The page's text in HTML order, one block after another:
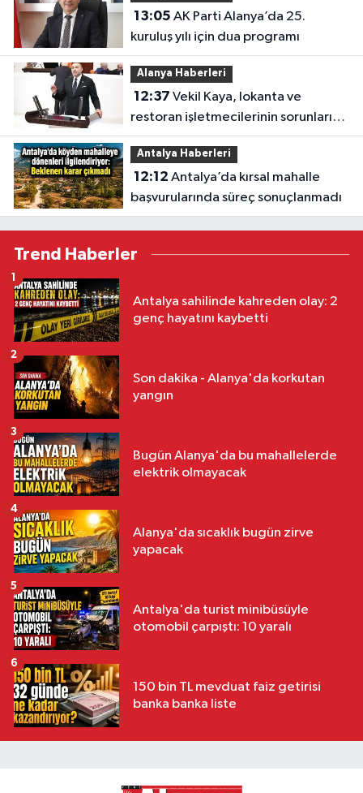
13:05
kuruluş yılı için dua programı
Alanya Haberleri
12:37
restoran işletmecilerinin sorunlarını
TBMM’ye taşıdı
Antalya Haberleri
12:12
başvurularında süreç sonuçlanmadı
Trend Haberler
Antalya sahilinde kahreden olay: 2
genç hayatını kaybetti
1
Son dakika - Alanya'da korkutan
yangın
2
Bugün Alanya'da bu mahallelerde
elektrik olmayacak
3
Alanya'da sıcaklık bugün zirve
yapacak
4
Antalya'da turist minibüsüyle
otomobil çarpıştı: 10 yaralı
5
150 bin TL mevduat faiz getirisi
banka banka liste
6